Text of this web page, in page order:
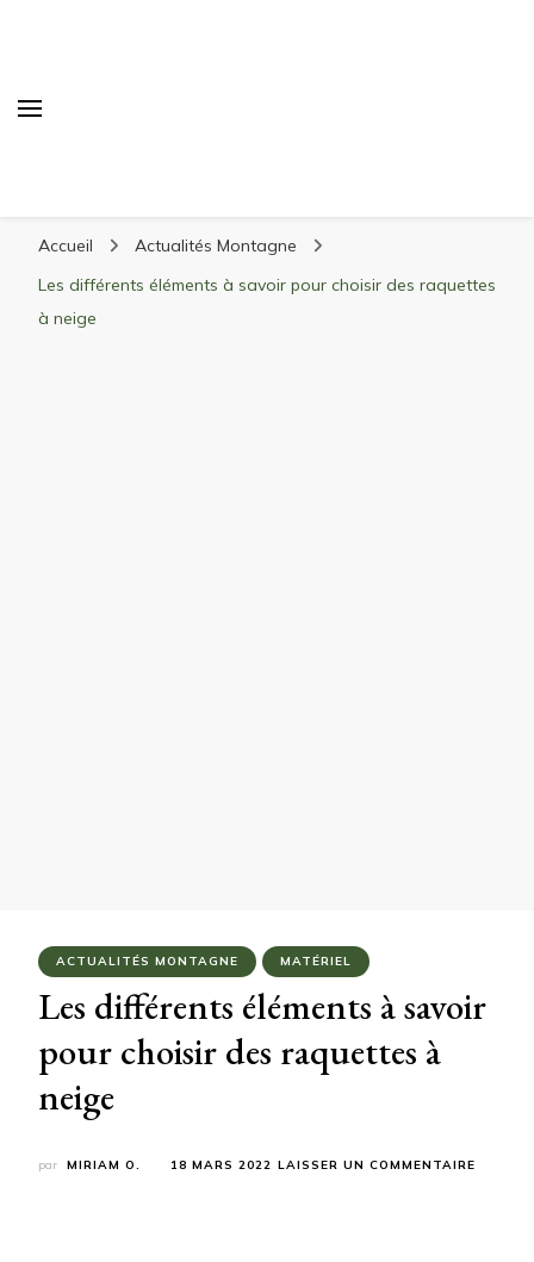
matériel, stations de ski
Accueil
Actualités Montagne
Les différents éléments à savoir pour choisir des raquettes
à neige
ACTUALITÉS MONTAGNE MATÉRIEL
Les différents éléments à savoir
pour choisir des raquettes à
neige
par MIRIAM O. 18 MARS 2022 LAISSER UN COMMENTAIRE